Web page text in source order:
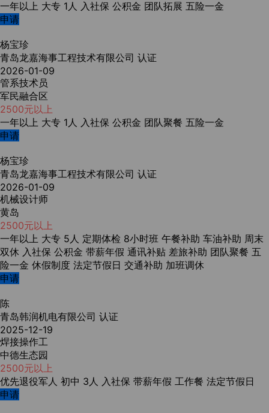
一年以上 大专 1人 入社保 公积金 团队拓展 五险一金
申请
杨宝珍
青岛龙嘉海事工程技术有限公司 认证
2026-01-09
管系技术员
军民融合区
2500元以上
一年以上 大专 1人 入社保 公积金 团队聚餐 五险一金
申请
杨宝珍
青岛龙嘉海事工程技术有限公司 认证
2026-01-09
机械设计师
黄岛
2500元以上
一年以上 大专 5人 定期体检 8小时班 午餐补助 车油补助 周末
双休 入社保 公积金 带薪年假 通讯补贴 差旅补助 团队聚餐 五
险一金 休假制度 法定节假日 交通补助 加班调休
申请
陈
青岛韩润机电有限公司 认证
2025-12-19
焊接操作工
中德生态园
2500元以上
优先退役军人 初中 3人 入社保 带薪年假 工作餐 法定节假日
申请